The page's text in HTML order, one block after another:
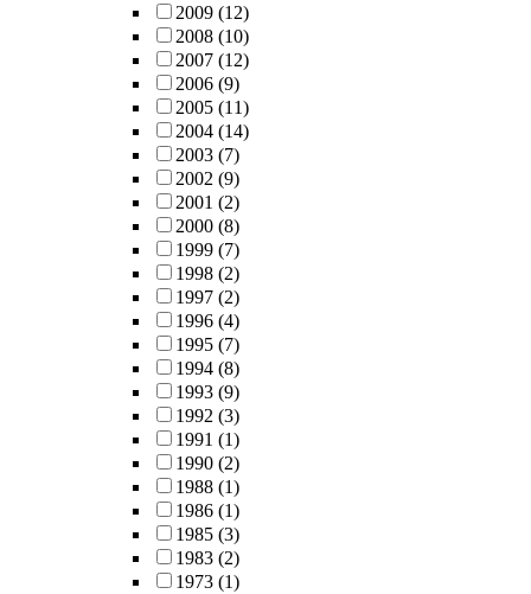
2009 (12)
2008 (10)
2007 (12)
2006 (9)
2005 (11)
2004 (14)
2003 (7)
2002 (9)
2001 (2)
2000 (8)
1999 (7)
1998 (2)
1997 (2)
1996 (4)
1995 (7)
1994 (8)
1993 (9)
1992 (3)
1991 (1)
1990 (2)
1988 (1)
1986 (1)
1985 (3)
1983 (2)
1973 (1)